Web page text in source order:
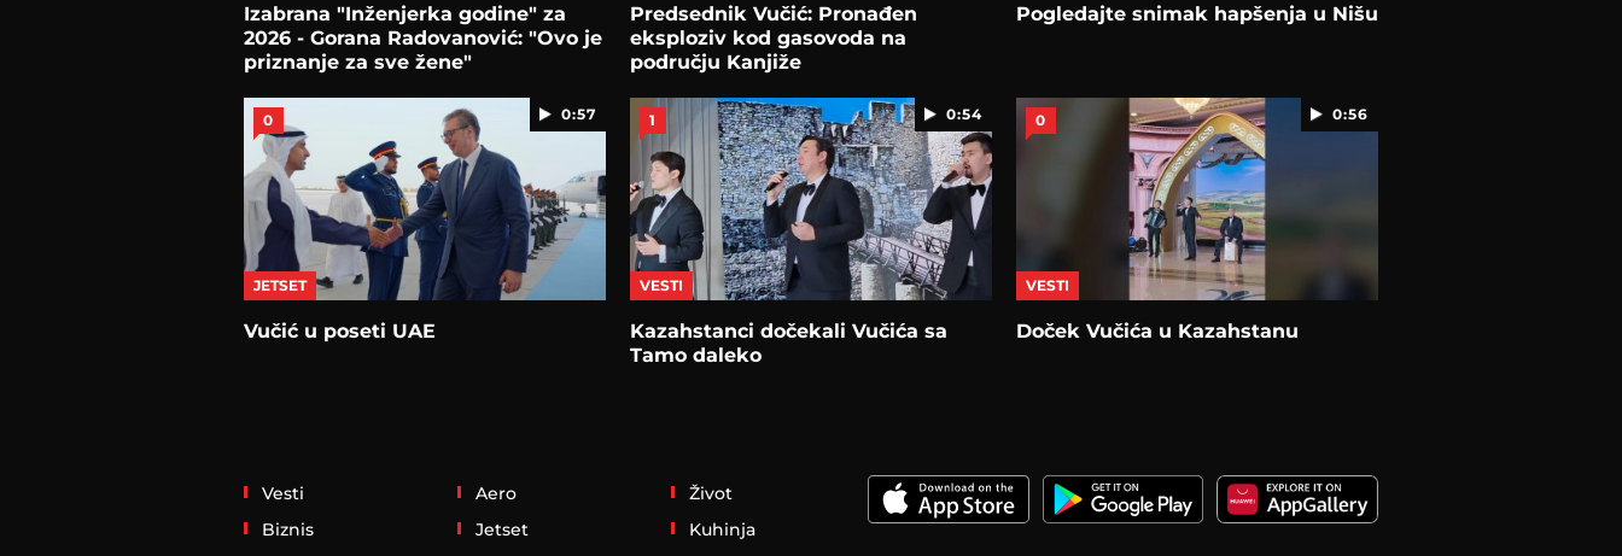
Izabrana "Inženjerka godine" za
2026 - Gorana Radovanović: "Ovo je
priznanje za sve žene"
Predsednik Vučić: Pronađen
eksploziv kod gasovoda na
području Kanjiže
Pogledajte snimak hapšenja u Nišu
0:57
0
JETSET
Vučić u poseti UAE
0:54
1
VESTI
Kazahstanci dočekali Vučića sa
Tamo daleko
0:56
0
VESTI
Doček Vučića u Kazahstanu
Vesti
Biznis
Aero
Jetset
Život
Kuhinja